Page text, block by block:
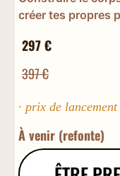
créer tes propres
297 €
397 €
· prix de lancement
À venir (refonte)